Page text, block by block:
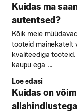
Kuidas ma
autentsed?
Kõik meie
tooteid mainekatelt
kvaliteediga
kaupu ega ...
Loe edasi
Kuidas on